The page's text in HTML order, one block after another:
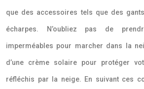
que des accessoires tels que des
écharpes. N’oubliez pas de
imperméables pour marcher dans la
d’une crème solaire pour protéger
réfléchis par la neige. En suivant ces